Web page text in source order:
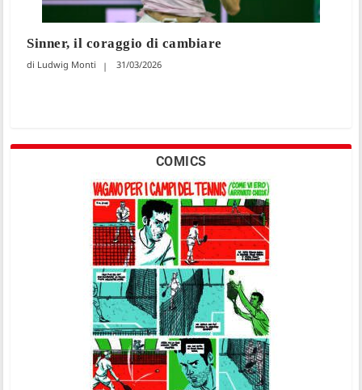
Sinner, il coraggio di cambiare
Ludwig Monti 31/03/2026
COMICS